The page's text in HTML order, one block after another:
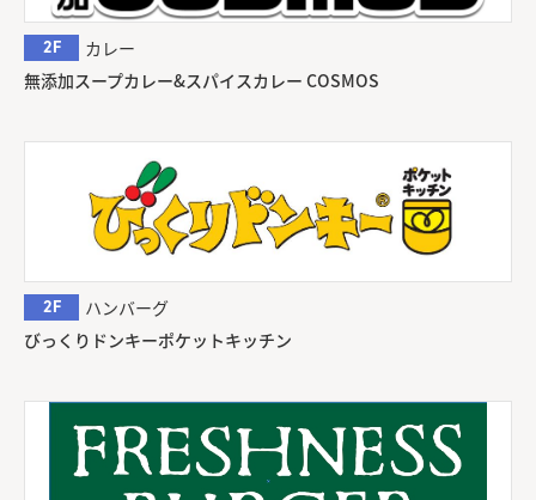
2F
カレー
無添加スープカレー&スパイスカレー COSMOS
2F
ハンバーグ
びっくりドンキーポケットキッチン